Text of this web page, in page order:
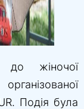
до жіночої
Подія була